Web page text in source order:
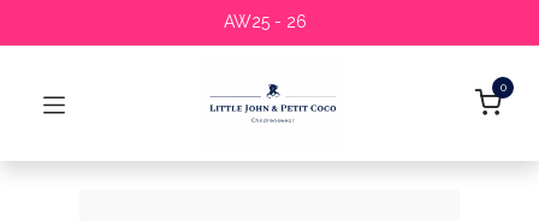
AW25 - 26
0